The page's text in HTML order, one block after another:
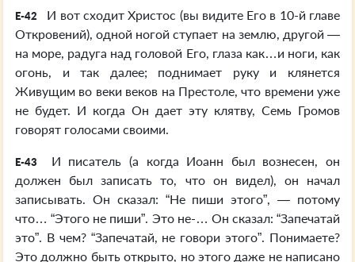
E-42
И вот сходит Христос (вы видите Его в 10-й главе
Откровений), одной ногой ступает на землю, другой —
на море, радуга над головой Его, глаза как…и ноги, как
огонь, и так далее; поднимает руку и клянется
Живущим во веки веков на Престоле, что времени уже
не будет. И когда Он дает эту клятву, Семь Громов
говорят голосами своими.
E-43
И писатель (а когда Иоанн был вознесен, он
должен был записать то, что он видел), он начал
записывать. Он сказал: “Не пиши этого”, — потому
что… “Этого не пиши”. Это не-… Он сказал: “Запечатай
это”. В чем? “Запечатай, не говори этого”. Понимаете?
Это должно быть открыто, но этого даже не написано